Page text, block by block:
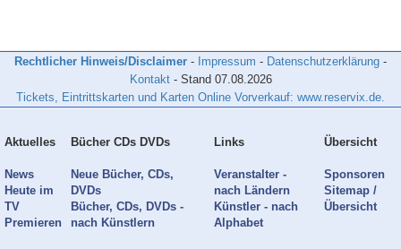
Rechtlicher Hinweis/Disclaimer - Impressum - Datenschutzerklärung -
Kontakt- Stand 07.08.2026
Tickets, Eintrittskarten und Karten Online Vorverkauf: www.reservix.de.
Aktuelles
News
Heute im
TV
Premieren
Bücher CDs DVDs
Neue Bücher, CDs,
DVDs
Bücher, CDs, DVDs -
nach Künstlern
Links
Veranstalter -
nach Ländern
Künstler - nach
Alphabet
Übersicht
Sponsoren
Sitemap /
Übersicht